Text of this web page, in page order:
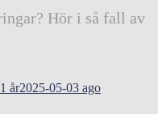
Hör i så fall av
1 år2025-05-03 ago